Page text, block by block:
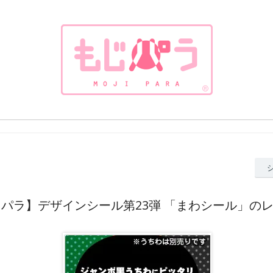
ラ】デザインシール第23弾 「まわシール」の